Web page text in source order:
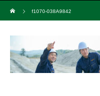
f1070-038A9842